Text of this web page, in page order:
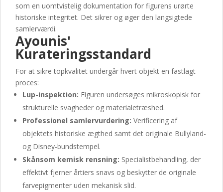
som en uomtvistelig dokumentation for figurens urørte
historiske integritet. Det sikrer og øger den langsigtede
samlerværdi.
Ayounis'
Kurateringsstandard
For at sikre topkvalitet undergår hvert objekt en fastlagt
proces:
Lup-inspektion: Figuren undersøges mikroskopisk for
strukturelle svagheder og materialetræshed.
Professionel samlervurdering: Verificering af
objektets historiske ægthed samt det originale Bullyland-
og Disney-bundstempel.
Skånsom kemisk rensning: Specialistbehandling, der
effektivt fjerner årtiers snavs og beskytter de originale
farvepigmenter uden mekanisk slid.